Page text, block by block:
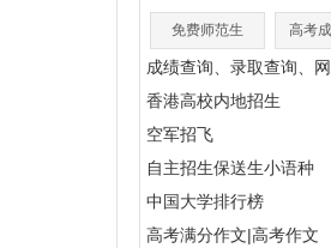
免费师范生 高考
成绩查询、录取查询、
香港高校内地招生
空军招飞
自主招生保送生小语种
中国大学排行榜
高考满分作文|高考作文